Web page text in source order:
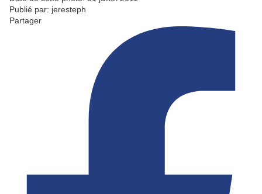
Publié par: jeresteph
Partager